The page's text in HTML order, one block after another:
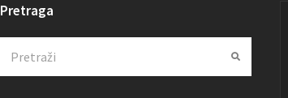
Pretraga
Submit